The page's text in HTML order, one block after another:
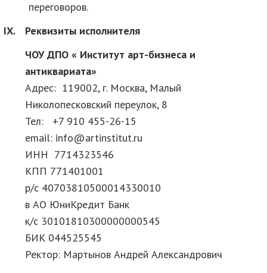
переговоров.
IX.
Реквизиты исполнителя
ЧОУ ДПО « Институт арт-бизнеса и
антиквариата»
Адрес: 119002, г. Москва, Малый
Николопесковский переулок, 8
Тел: +7 910 455-26-15
email: info@artinstitut.ru
ИНН 7714323546
КПП 771401001
р/с 40703810500014330010
в АО ЮниКредит Банк
к/с 30101810300000000545
БИК 044525545
Ректор: Мартынов Андрей Александрович